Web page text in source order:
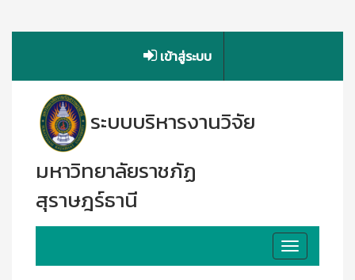
เข้าสู่ระบบ
ระบบบริหารงานวิจัย
มหาวิทยาลัยราชภัฏ
สุราษฎร์ธานี
Toggle
navigation